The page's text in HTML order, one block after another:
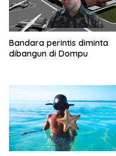
Bandara perintis diminta
dibangun di Dompu